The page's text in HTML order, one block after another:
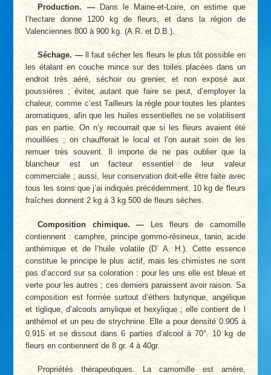
Production. —Dans le Maine-et-Loire, on estime que
l’hectare donne 1200 kg de fleurs, et dans la région de
Valenciennes 800 à 900 kg. (A.R. et D.B.).
Séchage. —ll faut sécher les fleurs le plus tôt possible en
les étalant en couche mince sur des toiles placées dans un
endroit très aéré, séchoir ou grenier, et non exposé aux
poussières ; éviter, autant que faire se peut, d’employer la
chaleur, comme c’est Tailleurs la règle pour toutes les plantes
aromatiques, afin que les huiles essentielles ne se volatilisent
pas en partie. On n’y recourrait que si les fleurs avaient été
mouillées ; on chaufferait le local et l’on aurait soin de les
remuer très souvent. Il importe de ne pas oublier que la
blancheur est un facteur essentiel de leur valeur
commerciale ; aussi, leur conservation doit-elle être faite avec
tous les soins que j’ai indiqués précédemment. 10 kg de fleurs
fraîches donnent 2 kg à 3 kg 500 de fleurs sèches.
Composition chimique. —Les fleurs de camomille
contiennent : camphre, principe gommo-résineux, tanin, acide
anthémique et de l’huile volatile (D’ A. H.). Cette essence
constitue le principe le plus actif, mais les chimistes ne sont
pas d’accord sur sa coloration : pour les uns elle est bleue et
verte pour les autres ; ces derniers paraissent avoir raison. Sa
composition est formée surtout d’éthers butyrique, angélique
et tiglique, d’alcools amylique et hexylique ; elle contient de l
anthémol et un peu de strychnine. Elle a pour densité 0.905 à
0.915 et se dissout dans 6 parties d’alcool à 70°. 10 kg de
fleurs en contiennent de 8 gr. 4 à 40gr.
Propriétés thérapeutiques. La camomille est amère,